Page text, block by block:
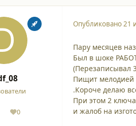
0
Репутация
Опубликовано21
Пару месяцев
Был в шоке
(Перезаписывал
Пищит мелодией
.Короче делаю
При этом 2
и жалоб на